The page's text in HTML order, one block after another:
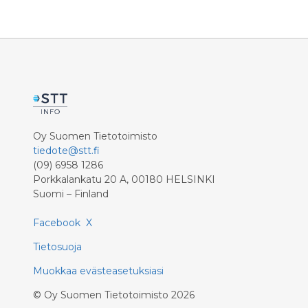
designmuseon kokoelmista.
niiden
Oy Suomen Tietotoimisto
tiedote@stt.fi
(09) 6958 1286
Porkkalankatu 20 A, 00180 HELSINKI
Suomi – Finland
Facebook X
Tietosuoja
Muokkaa evästeasetuksiasi
© Oy Suomen Tietotoimisto 2026